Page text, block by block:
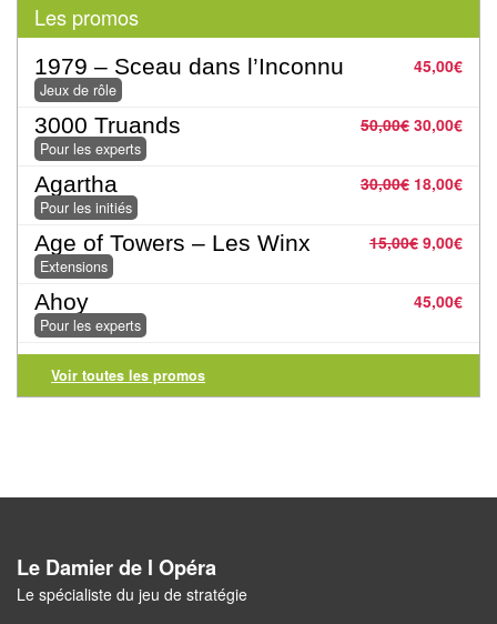
Tables
Accessoires
Jeux
société
Jeux
de
cartes
à
Collectionner
(TCG)
Pour
enfants
Les promos
45,00€
1979 – Sceau dans l’Inconnu
Jeux de rôle
50,00€ 30,00€
3000 Truands
Pour les experts
30,00€ 18,00€
Agartha
Pour les initiés
15,00€ 9,00€
Age of Towers – Les Winx
Extensions
45,00€
Ahoy
Pour les experts
Voir toutes les promos
Le Damier de l Opéra
Le spécialiste du jeu de stratégie